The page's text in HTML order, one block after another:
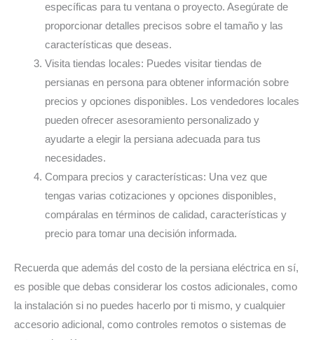
específicas para tu ventana o proyecto. Asegúrate de
proporcionar detalles precisos sobre el tamaño y las
características que deseas.
Visita tiendas locales: Puedes visitar tiendas de
persianas en persona para obtener información sobre
precios y opciones disponibles. Los vendedores locales
pueden ofrecer asesoramiento personalizado y
ayudarte a elegir la persiana adecuada para tus
necesidades.
Compara precios y características: Una vez que
tengas varias cotizaciones y opciones disponibles,
compáralas en términos de calidad, características y
precio para tomar una decisión informada.
Recuerda que además del costo de la persiana eléctrica en sí,
es posible que debas considerar los costos adicionales, como
la instalación si no puedes hacerlo por ti mismo, y cualquier
accesorio adicional, como controles remotos o sistemas de